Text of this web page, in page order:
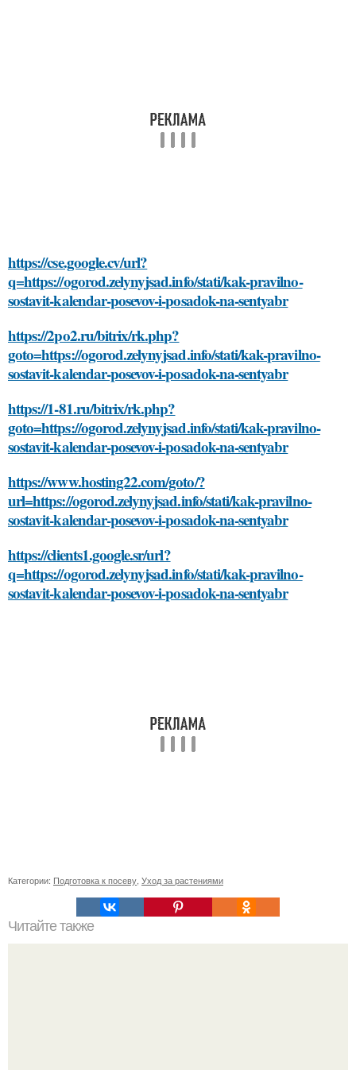
https://cse.google.cv/url?
q=https://ogorod.zelynyjsad.info/stati/kak-pravilno-
sostavit-kalendar-posevov-i-posadok-na-sentyabr
https://2po2.ru/bitrix/rk.php?
goto=https://ogorod.zelynyjsad.info/stati/kak-pravilno-
sostavit-kalendar-posevov-i-posadok-na-sentyabr
https://1-81.ru/bitrix/rk.php?
goto=https://ogorod.zelynyjsad.info/stati/kak-pravilno-
sostavit-kalendar-posevov-i-posadok-na-sentyabr
https://www.hosting22.com/goto/?
url=https://ogorod.zelynyjsad.info/stati/kak-pravilno-
sostavit-kalendar-posevov-i-posadok-na-sentyabr
https://clients1.google.sr/url?
q=https://ogorod.zelynyjsad.info/stati/kak-pravilno-
sostavit-kalendar-posevov-i-posadok-na-sentyabr
Категории: Подготовка к посеву Уход за растениями
Читайте также